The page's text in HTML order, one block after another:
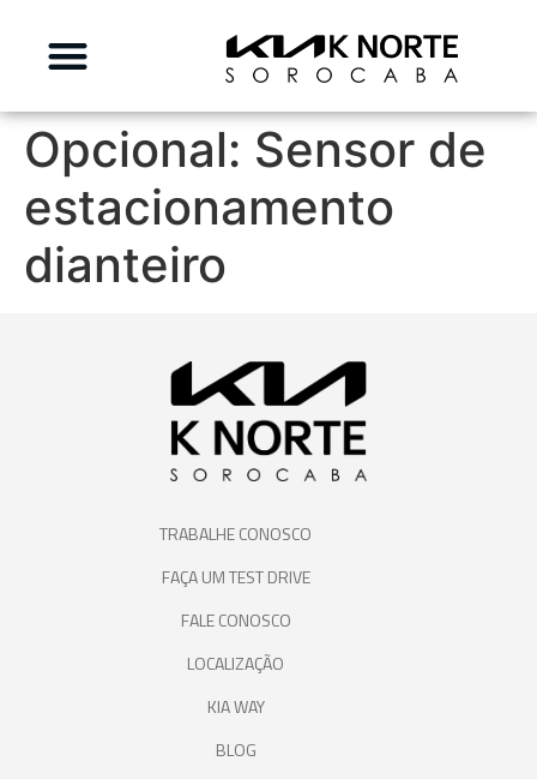
Opcional: Sensor de
estacionamento
dianteiro
TRABALHE CONOSCO
FAÇA UM TEST DRIVE
FALE CONOSCO
LOCALIZAÇÃO
KIA WAY
BLOG